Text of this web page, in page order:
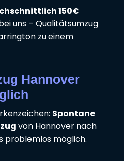
150€
uns – Qualitätsumzug
zu einem
Hannover
Spontane
von Hannover nach
problemlos möglich.